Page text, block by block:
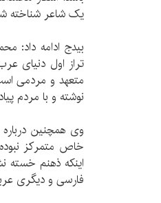
یک شاعر شناخته
بیدج ادامه داد:
تراز اول دنیای
متعهد و مردمی
نوشته و با مردم
وی همچنین
اینکه ذهنم
فارسی و دیگری